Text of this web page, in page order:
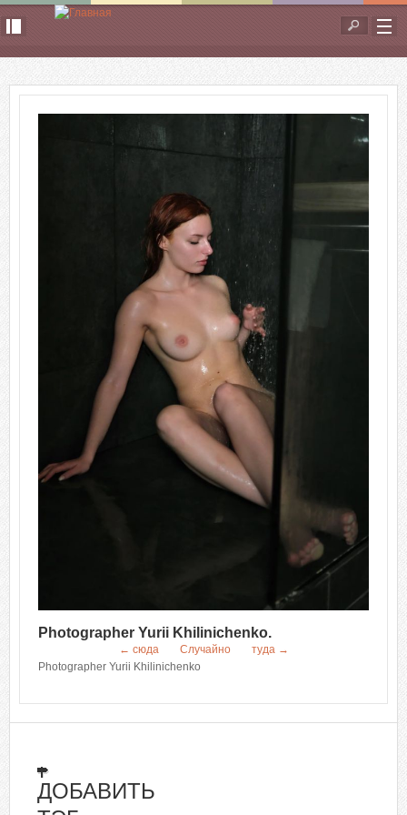
Перейти к основному содержанию
Форма
поиска
Photographer Yurii Khilinichenko.
← сюда Случайно
туда →
Photographer Yurii Khilinichenko
ДОБАВИТЬ